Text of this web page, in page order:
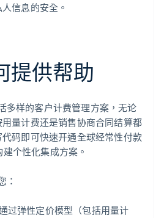
信息的安全。
提供帮助
样的客户计费管理方案，无论
量计费还是销售协商合同结算都
码即可快速开通全球经常性付款
个性化集成方案。
：
过弹性定价模型（包括用量计